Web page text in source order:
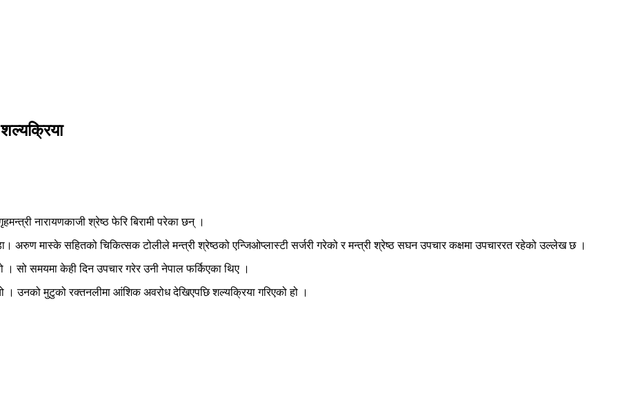
नारायणकाजी श्रेष्ठ फेरि बिरामी परेका छन् ।
अरुण मास्के सहितको चिकित्सक टोलीले मन्त्री श्रेष्ठको एन्जिओप्लास्टी सर्जरी गरेको र मन्त्री श्रेष्ठ सघन उपचार कक्षमा उपचाररत रहेको उल्लेख छ ।
सो समयमा केही दिन उपचार गरेर उनी नेपाल फर्किएका थिए ।
। उनको मुटुको रक्तनलीमा आंशिक अवरोध देखिएपछि शल्यक्रिया गरिएको हो ।